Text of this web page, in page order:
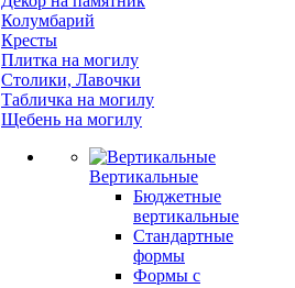
Колумбарий
Кресты
Плитка на могилу
Столики, Лавочки
Табличка на могилу
Щебень на могилу
Вертикальные
Бюджетные
вертикальные
Стандартные
формы
Формы с